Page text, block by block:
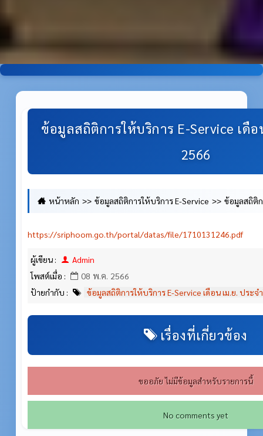
ข้อมูลสถิติการให้บริการ E-Service เดื
2566
หน้าหลัก ข้อมูลสถิติการให้บริการ E-Service
ข้อมูลสถิติ
https://sriphoom.go.th/portal/datas/file/1710131246.pdf
ผู้เขียน :
Admin
โพสต์เมื่อ :
08 พ.ค. 2566
ป้ายกำกับ :
ข้อมูลสถิติการให้บริการ E-Service เดือน เม.ย. ประจ
เรื่องที่เกี่ยวข้อง
ขออภัย ไม่มีข้อมูลสำหรับรายการนี้
No comments yet